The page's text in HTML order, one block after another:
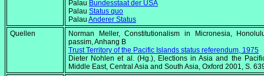
Palau Bundesstaat der USA
Palau Status quo
Palau Anderer Status
Quellen
Norman Meller,Constitutionalism in Micronesia,
passim, Anhang B
Trust Territory of the Pacific Islands status referendum, 1975
Dieter Nohlen et al. (Hg.), Elections in Asia and the
Middle East, Central Asia and South Asia, Oxford 2001, S.